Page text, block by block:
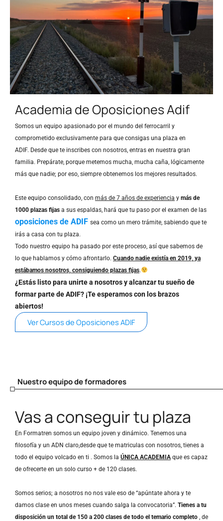
Academia de Oposiciones Adif
Somos un equipo apasionado por el mundo del ferrocarril y
comprometido exclusivamente para que consigas una plaza en
ADIF. Desde que te inscribes con nosotros, entras en nuestra gran
familia. Prepárate, porque metemos mucha, mucha caña, lógicamente
más que nadie; por eso, siempre obtenemos los mejores resultados.
Este equipo consolidado, con más de 7 años de experiencia y más de
1000 plazas fijas a sus espaldas, hará que tu paso por el examen de las
oposiciones de ADIF sea como un mero trámite, sabiendo que te
irás a casa con tu plaza.
Todo nuestro equipo ha pasado por este proceso, así que sabemos de
lo que hablamos y cómo afrontarlo. Cuando nadie existía en 2019, ya
estábamos nosotros, consiguiendo plazas fijas.
¿Estás listo para unirte a nosotros y alcanzar tu sueño de
formar parte de ADIF? ¡Te esperamos con los brazos
abiertos!
Ver Cursos de Oposiciones ADIF
Nuestro equipo de formadores
Vas a conseguir tu plaza
En Formatren somos un equipo joven y dinámico. Tenemos una
filosofía y un ADN claro,desde que te matriculas con nosotros, tienes a
todo el equipo volcado en ti . Somos la ÚNICA ACADEMIA que es capaz
de ofrecerte en un solo curso + de 120 clases.
Somos serios; a nosotros no nos vale eso de “apúntate ahora y te
damos clase en unos meses cuando salga la convocatoria”. Tienes a tu
disposición un total de 150 a 200 clases de todo el temario completo , de